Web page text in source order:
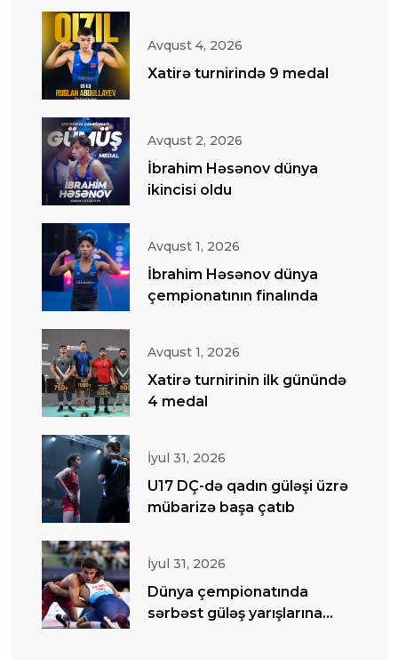
Avqust 4, 2026
Xatirə turnirində 9 medal
Avqust 2, 2026
İbrahim Həsənov dünya
ikincisi oldu
Avqust 1, 2026
İbrahim Həsənov dünya
çempionatının finalında
Avqust 1, 2026
Xatirə turnirinin ilk günündə
4 medal
İyul 31, 2026
U17 DÇ-də qadın güləşi üzrə
mübarizə başa çatıb
İyul 31, 2026
Dünya çempionatında
sərbəst güləş yarışlarına